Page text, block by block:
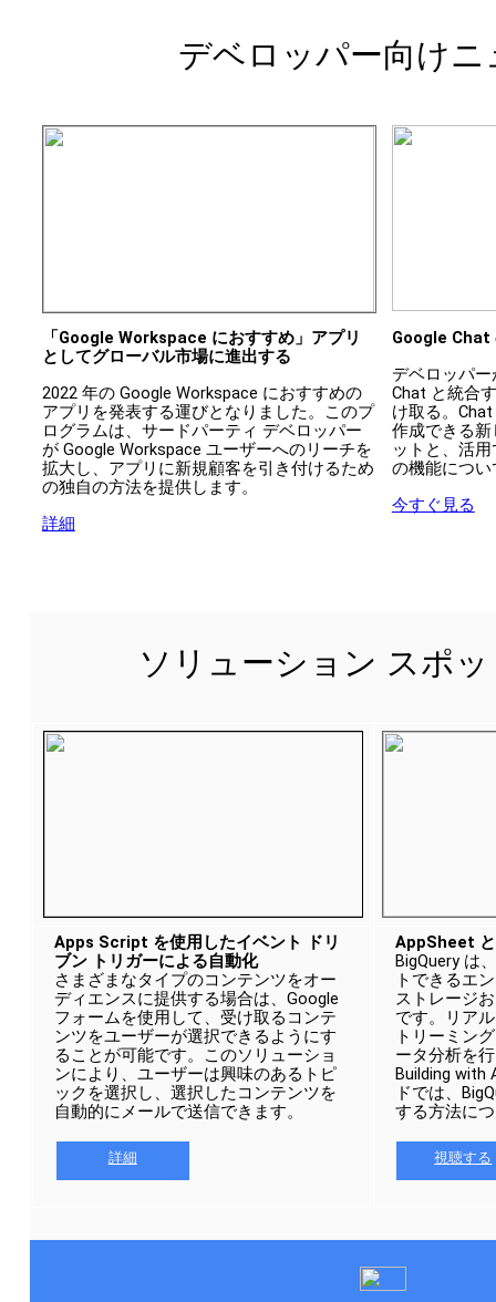
デベロッパー向けニ
「Google Workspace におすすめ」アプリ
としてグローバル市場に進出する
2022 年の Google Workspace におすすめの
アプリを発表する運びとなりました。このプ
ログラムは、サードパーティ デベロッパー
が Google Workspace ユーザーへのリーチを
拡大し、アプリに新規顧客を引き付けるため
の独自の方法を提供します。
詳細
Google Chat
デベロッパ
Chat と統合
け取る。
作成できる新
ットと、活
の機能につ
今すぐ見る
ソリューション スポ
Apps Script を使用したイベント ドリ
ブン トリガーによる自動化
さまざまなタイプのコンテンツをオー
ディエンスに提供する場合は、Google
フォームを使用して、受け取るコンテ
ンツをユーザーが選択できるようにす
ることが可能です。このソリューショ
ンにより、ユーザーは興味のあるトピ
ックを選択し、選択したコンテンツを
自動的にメールで送信できます。
詳細
AppSheet
BigQuery は
トできるエ
ストレージ
です。リア
トリーミン
ータ分析を
Building with
ドでは、
する方法に
視聴する